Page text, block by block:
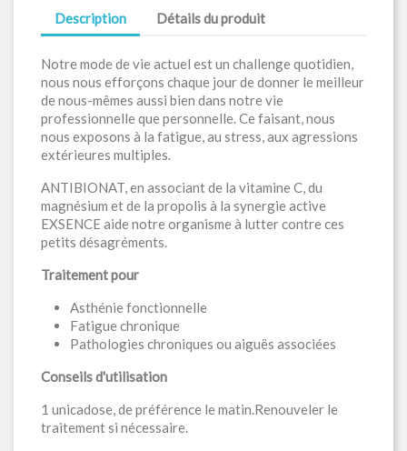
Description Détails du produit
Notre mode de vie actuel est un challenge quotidien,
nous nous efforçons chaque jour de donner le meilleur
de nous-mêmes aussi bien dans notre vie
professionnelle que personnelle. Ce faisant, nous
nous exposons à la fatigue, au stress, aux agressions
extérieures multiples.
ANTIBIONAT, en associant de la vitamine C, du
magnésium et de la propolis à la synergie active
EXSENCE aide notre organisme à lutter contre ces
petits désagréments.
Traitement pour
Asthénie fonctionnelle
Fatigue chronique
Pathologies chroniques ou aiguës associées
Conseils d'utilisation
1 unicadose, de préférence le matin.Renouveler le
traitement si nécessaire.